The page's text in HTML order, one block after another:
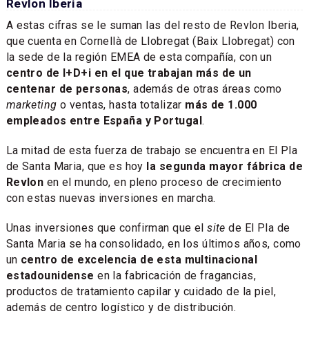
Revlon Iberia
A estas cifras se le suman las del resto de Revlon Iberia,
que cuenta en Cornellà de Llobregat (Baix Llobregat) con
la sede de la región EMEA de esta compañía, con un
centro de I+D+i en el que trabajan más de un
centenar de personas, además de otras áreas como
marketing o ventas, hasta totalizar más de 1.000
empleados entre España y Portugal.
La mitad de esta fuerza de trabajo se encuentra en El Pla
de Santa Maria, que es hoy la segunda mayor fábrica de
Revlon en el mundo, en pleno proceso de crecimiento
con estas nuevas inversiones en marcha.
Unas inversiones que confirman que elsitede El Pla de
Santa Maria se ha consolidado, en los últimos años, como
un centro de excelencia de esta multinacional
estadounidenseen la fabricación de fragancias,
productos de tratamiento capilar y cuidado de la piel,
además de centro logístico y de distribución.